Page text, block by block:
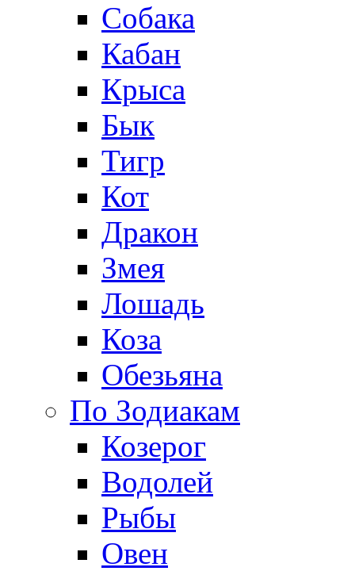
Собака
Кабан
Крыса
Бык
Тигр
Кот
Дракон
Змея
Лошадь
Коза
Обезьяна
По Зодиакам
Козерог
Водолей
Рыбы
Овен